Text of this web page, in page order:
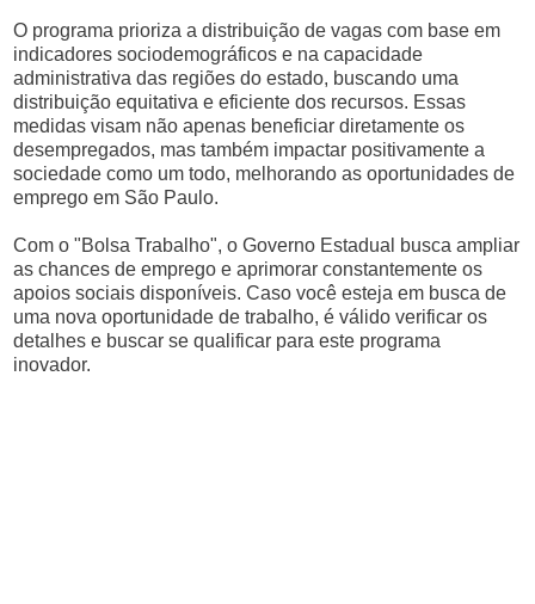
O programa prioriza a distribuição de vagas com base em
indicadores sociodemográficos e na capacidade
administrativa das regiões do estado, buscando uma
distribuição equitativa e eficiente dos recursos. Essas
medidas visam não apenas beneficiar diretamente os
desempregados, mas também impactar positivamente a
sociedade como um todo, melhorando as oportunidades de
emprego em São Paulo.
Com o "Bolsa Trabalho", o Governo Estadual busca ampliar
as chances de emprego e aprimorar constantemente os
apoios sociais disponíveis. Caso você esteja em busca de
uma nova oportunidade de trabalho, é válido verificar os
detalhes e buscar se qualificar para este programa
inovador.